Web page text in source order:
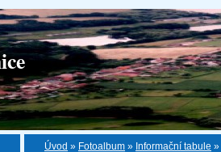
Úvod » Fotoalbum » Informační tabule »